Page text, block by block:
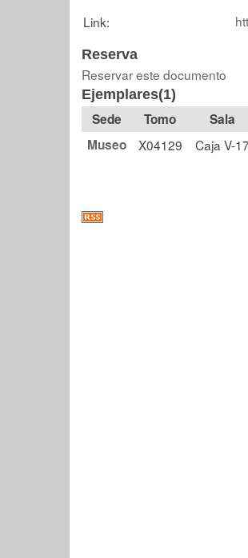
Link:
Reserva
Reservar este documento
Ejemplares(1)
Tomo Sala
Museo
X04129 Caja V-17